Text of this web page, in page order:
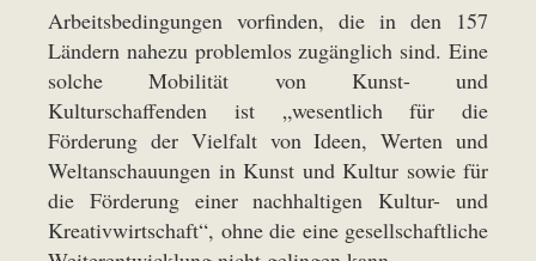
Arbeitsbedingungen vorfinden, die in den 157
Ländern nahezu problemlos zugänglich sind. Eine
solche Mobilität von Kunst- und
Kulturschaffenden ist „wesentlich für die
Förderung der Vielfalt von Ideen, Werten und
Weltanschauungen in Kunst und Kultur sowie für
die Förderung einer nachhaltigen Kultur- und
Kreativwirtschaft“, ohne die eine gesellschaftliche